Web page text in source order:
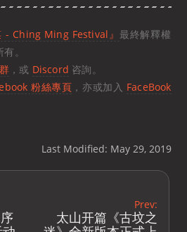
- Ching Ming Festival』 最終解釋權
。
，或 Discord 咨詢。
粉絲專頁 ，亦或加入 FaceBook
Last Modified: May 29, 2019
Prev:
太山开篇《古坟之